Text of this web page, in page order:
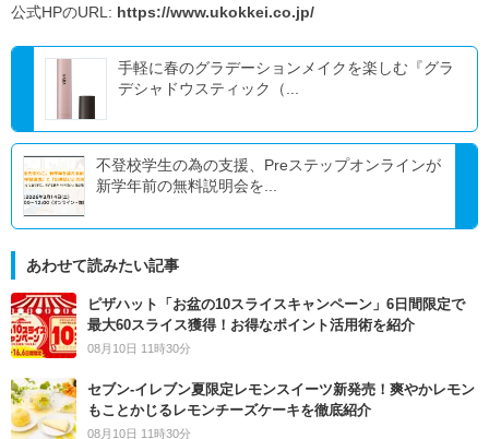
公式HPのURL: https://www.ukokkei.co.jp/
手軽に春のグラデーションメイクを楽しむ『グラ
デシャドウスティック（...
不登校学生の為の支援、Preステップオンラインが
新学年前の無料説明会を...
あわせて読みたい記事
ピザハット「お盆の10スライスキャンペーン」6日間限定で
最大60スライス獲得！お得なポイント活用術を紹介
08月10日 11時30分
セブン‐イレブン夏限定レモンスイーツ新発売！爽やかレモン
もことかじるレモンチーズケーキを徹底紹介
08月10日 11時30分